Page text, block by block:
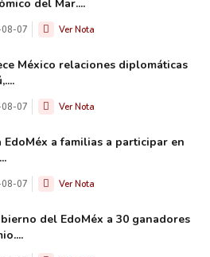
del Mar....
07 Ver Nota
México relaciones diplomáticas
07 Ver Nota
EdoMéx a familias a participar en
07 Ver Nota
del EdoMéx a 30 ganadores